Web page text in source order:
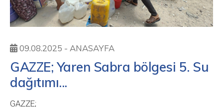
09.08.2025 - ANASAYFA
GAZZE; Yaren Sabra bölgesi 5. Su
dağıtımı...
GAZZE;